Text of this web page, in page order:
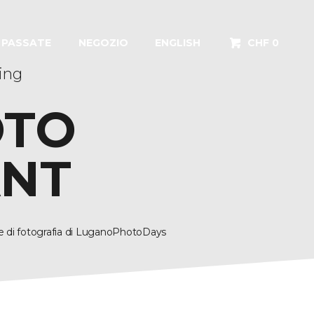
di fotografia di LuganoPhotoDays